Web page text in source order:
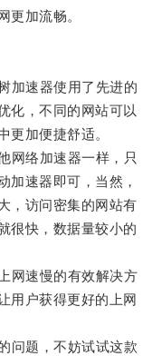
更加流畅。
速器使用了先进的
化，不同的网站可以
更加便捷舒适。
络加速器一样，只
加速器即可，当然，
，访问密集的网站有
很快，数据量较小的
速慢的有效解决方
用户获得更好的上网
题，不妨试试这款